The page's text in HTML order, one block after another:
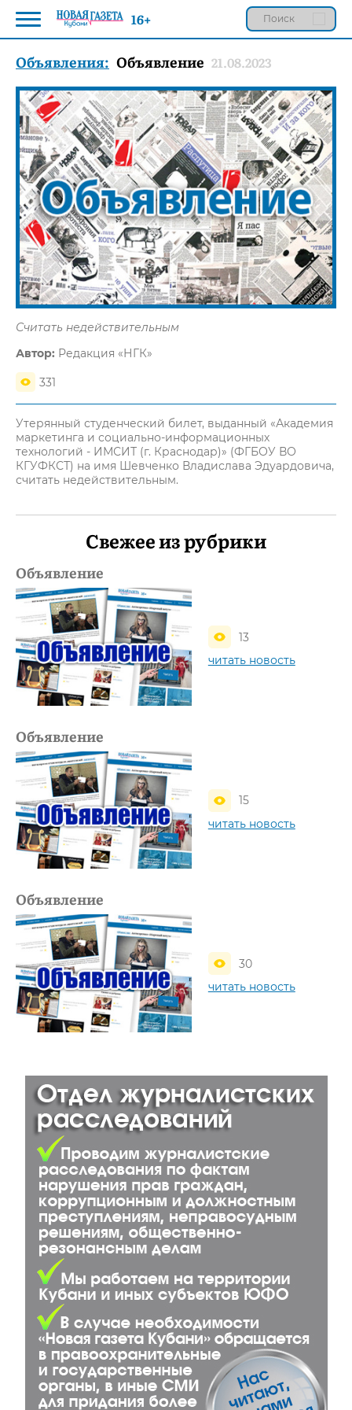
Объявления: Объявление 21.08.2023
Считать недействительным
Автор: Редакция «НГК»
331
Утерянный студенческий билет, выданный «Академия
маркетинга и социально-информационных
технологий - ИМСИТ (г. Краснодар)» (ФГБОУ ВО
КГУФКСТ) на имя Шевченко Владислава Эдуардовича,
считать недействительным.
Свежее из рубрики
Объявление
13
читать новость
Объявление
15
читать новость
Объявление
30
читать новость
16+